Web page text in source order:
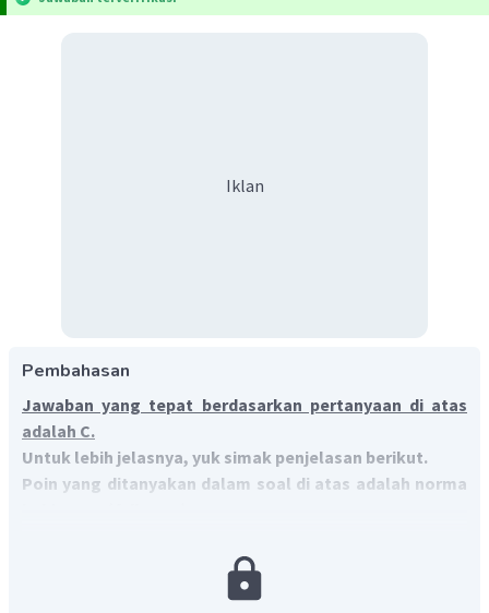
Iklan
Pembahasan
Jawaban yang tepat berdasarkan pertanyaan di atas
adalah C.
Untuk lebih jelasnya, yuk simak penjelasan berikut.
Poin yang ditanyakan dalam soal di atas adalah norma
mengikat anggota masyarakat. Salah satu norma di
masyarakat adalah norma kebiasaan (